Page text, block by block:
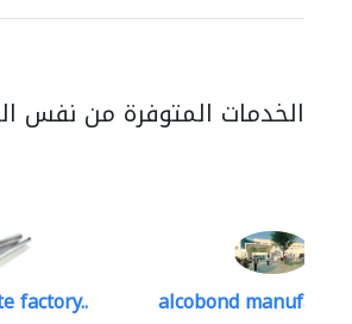
الخدمات المتوفرة من نفس
factory.. alcobond